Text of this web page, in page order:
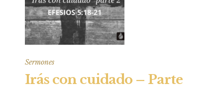
Sermones
Irás con cuidado – Parte